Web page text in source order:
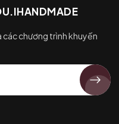
các chương trình khuyến